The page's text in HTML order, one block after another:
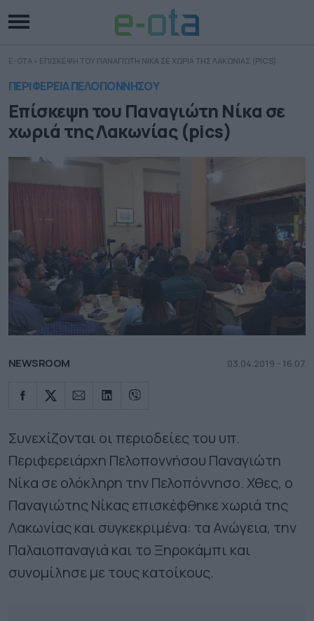
E-OTA » ΕΠΙΣΚΕΨΗ ΤΟΥ ΠΑΝΑΓΙΩΤΗ ΝΙΚΑ ΣΕ ΧΩΡΙΑ ΤΗΣ ΛΑΚΩΝΙΑΣ (PICS)
ΠΕΡΙΦΕΡΕΙΑ ΠΕΛΟΠΟΝΝΗΣΟΥ
Επίσκεψη του Παναγιώτη Νίκα σε
χωριά της Λακωνίας (pics)
NEWSROOM 03.04.2019 - 16.07
Συνεχίζονται οι περιοδείες του υπ.
Περιφερειάρχη Πελοποννήσου Παναγιώτη
Νίκα σε ολόκληρη την Πελοπόννησο. Χθες, ο
Παναγιώτης Νίκας επισκέφθηκε χωριά της
Λακωνίας και συγκεκριμένα: τα Ανώγεια, την
Παλαιοπαναγιά και το Ξηροκάμπι και
συνομίλησε με τους κατοίκους.